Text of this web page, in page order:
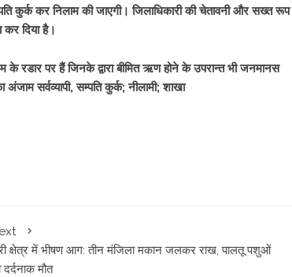
कुर्क कर निलाम की जाएगी। जिलाधिकारी की चेतावनी और सख्त रूप
दिया है।
रडार पर हैं जिनके द्वारा बीमित ऋण होने के उपरान्त भी जनमानस
सर्वव्यापी, सम्पति कुर्क; नीलामी; शाखा
क्षेत्र में भीषण आग: तीन मंजिला मकान जलकर राख, पालतू पशुओं
दर्दनाक मौत